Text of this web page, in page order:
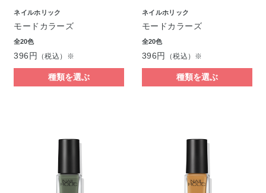
ネイルホリック
モードカラーズ
全20色
396円 （税込）※
種類を選ぶ
ネイルホリック
モードカラーズ
全20色
396円 （税込）※
種類を選ぶ